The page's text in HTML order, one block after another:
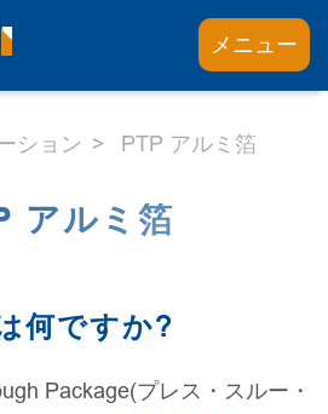
メニュー
ション PTP アルミ箔
アルミ箔
何ですか?
Package(プレス・スルー・